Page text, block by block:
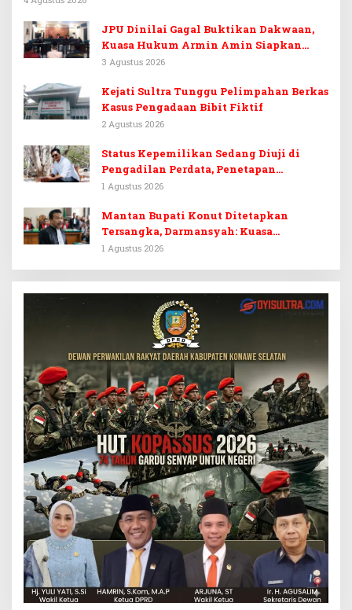
JPU Dinilai Gagal Buktikan Dakwaan,
Kuasa Hukum Armin Amin Siapkan
Pledoi dan Minta Putusan Bebas
3 Agustus 2026
Kejati Sultra Tunggu Pelimpahan Berkas
Kasus Pengadaan Bibit Fiktif
2 Agustus 2026
Status Kepemilikan Sedang Diuji di
Pengadilan Perdata, Penetapan
Tersangka Dr. Ruksamin Dinilai
1 Agustus 2026
Mantan Bupati Konut Ditetapkan
Tersangka, Darmansyah: Kuasa
Hukumnya Diduga Kebingungan
1 Agustus 2026